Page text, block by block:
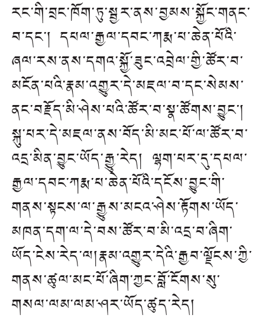
རང་གི་བྲང་ཁོག་ཏུ་སྦྱར་ནས་བྱམས་སྐྱོང་གནང་
བ་དང་། དཔལ་རྒྱལ་དབང་ཀརྨ་པ་ཆེན་པོའི་
ཞལ་རས་ནས་དགའ་སྐྱོ་ཟུང་འབྲེལ་གྱི་ཚོར་བ་
མངོན་པའི་རྣམ་འགྱུར་དེ་མཇལ་བ་དང་སེམས་
ནང་བརྗོད་མི་ཤེས་པའི་ཚོར་བ་སྣ་ཚོགས་བྱུང་།
སྐུ་པར་དེ་མཇལ་ནས་བོད་མི་མང་པོ་ལ་ཚོར་བ་
འདྲ་མིན་བྱུང་ཡོད་རྒྱུ་རེད། ལྷག་པར་དུ་དཔལ་
རྒྱལ་དབང་ཀརྨ་པ་ཆེན་པོའི་དངོས་བྱུང་གི་
གནས་སྟངས་ལ་རྒྱུས་མངའ་ཤེས་རྟོགས་ཡོད་
མཁན་དག་ལ་དེ་བས་ཚོར་བ་མི་འདྲ་བ་ཞིག་
ཡོད་ངེས་རེད་ལ།རྣམ་འགྱུར་དེའི་རྒྱབ་ལྗོངས་ཀྱི་
གནས་ཚུལ་མང་པོ་ཞིག་ཀྱང་བློ་ངོགས་སུ་
གསལ་ལམ་ལམ་ཤར་ཡོད་ཚུད་རེད།